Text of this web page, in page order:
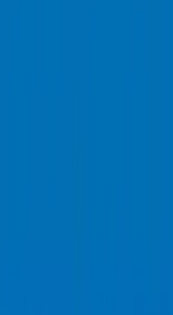
les
Conduit PVC livrés
Avec plus de
et 5000+ produits
complètes
de Dubaï.
spécifiques à
/
technique pour les